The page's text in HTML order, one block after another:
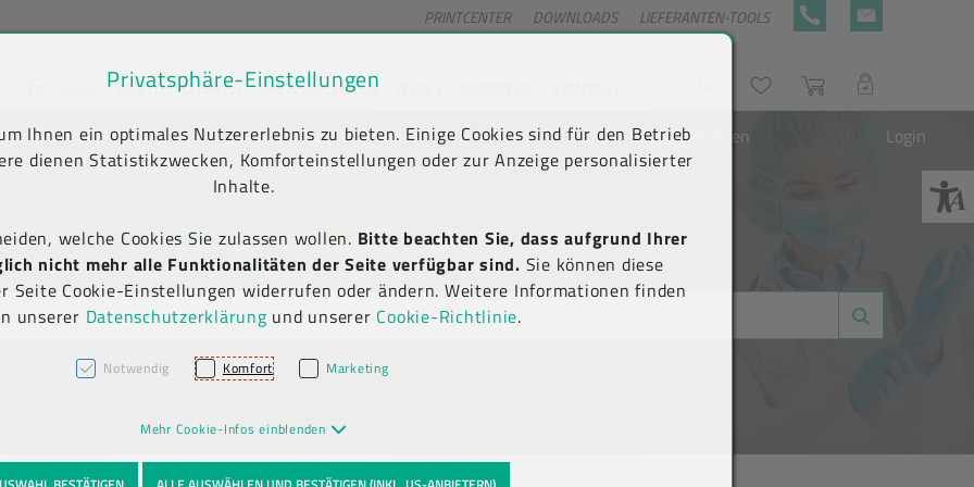
springen [AK + 2]
[AK + 5]
PRINTCENTER DOWNLOADS LIEFERANTEN-TOOLS +43 5576 7177 818
NACHHALTIGKEIT UNTERNEHMEN WunschlisteWarenkorb
LOGIN
Kauf auf Rechnung
(B2B)
Newsletter-Anmeldung Neu registrieren Login
Privatsphäre-Einstellungen
Ihnen ein optimales Nutzererlebnis zu bieten. Einige Cookies sind für den Betrieb
dienen Statistikzwecken, Komforteinstellungen oder zur Anzeige personalisierter
Inhalte.
welche Cookies Sie zulassen wollen. Bitte beachten Sie, dass aufgrund Ihrer
nicht mehr alle Funktionalitäten der Seite verfügbar sind. Sie können diese
Seite Cookie-Einstellungen widerrufen oder ändern. Weitere Informationen finden
unserer Datenschutzerklärung und unserer Cookie-Richtlinie.
Notwendig Komfort Marketing
Mehr Cookie-Infos einblenden